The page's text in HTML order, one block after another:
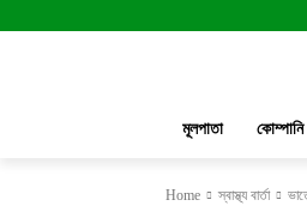
মূলপাতা কোম্পানি
Home স্বাস্থ্য বার্তা